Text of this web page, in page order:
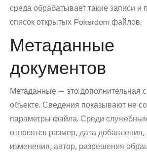
среда обрабатывает такие записи и
список открытых Pokerdom файлов.
Метаданные
документов
Метаданные — это дополнительная
объекте. Сведения показывают не
параметры файла. Среди
относятся размер, дата
изменения, автор, разрешения